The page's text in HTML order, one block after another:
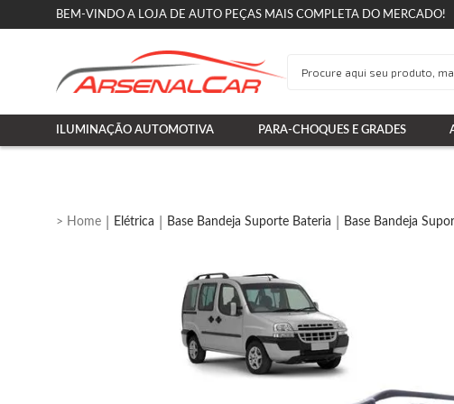
BEM-VINDO A LOJA DE AUTO PEÇAS MAIS COMPLETA DO MERCADO!
ILUMINAÇÃO AUTOMOTIVA PARA-CHOQUES E GRADES
Elétrica Base Bandeja Suporte Bateria Base Bandeja